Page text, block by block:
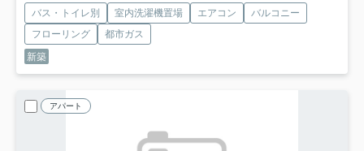
バス・トイレ別 室内洗濯機置場 エアコン
バルコニー
フローリング
都市ガス
新築
アパート